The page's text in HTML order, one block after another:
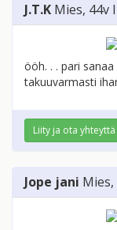
J.T.K Mies, 44v
ööh. . . pari
takuuvarmasti
Liity ja ota yhteyttä
Jope jani Mies